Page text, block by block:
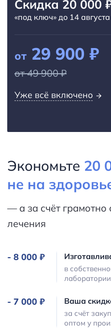
Экономьте 20
не на
— а за счёт грамотно
лечения
- 8 000 ₽
в
лаборатории
- 7 000 ₽ Ваша
за счёт
оптом у
Скидка 20 000
«под ключ» до 14 августа
от49 900 ₽
от 29 900 ₽
Уже всё включено